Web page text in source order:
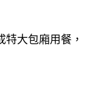
大包廂用餐，